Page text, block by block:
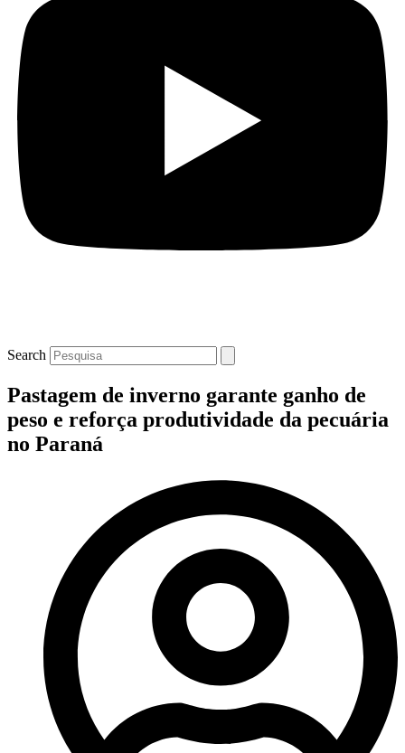
Search
Pastagem de inverno garante ganho de
peso e reforça produtividade da pecuária
no Paraná